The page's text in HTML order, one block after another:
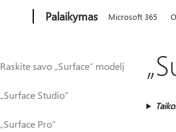
Palaikymas Microsoft 365
Raskite savo „Surface“ modelį
„Surface Studio“
„Surface Pro“